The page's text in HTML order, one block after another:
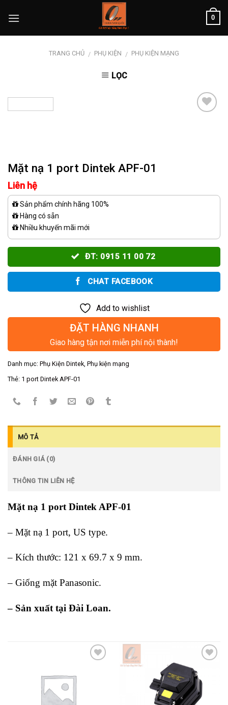
0
TRANG CHỦ / PHỤ KIỆN / PHỤ KIỆN MẠNG
LỌC
Mặt nạ 1 port Dintek APF-01
Liên hệ
Sản phẩm chính hãng 100%
Hàng có sẵn
Nhiều khuyến mãi mới
ĐT: 0915 11 00 72
CHAT FACEBOOK
Add to wishlist
ĐẶT HÀNG NHANH
Giao hàng tận nơi miễn phí nội thành!
Danh mục: Phụ Kiện Dintek, Phụ kiện mạng
Thẻ: 1 port Dintek APF-01
MÔ TẢ
ĐÁNH GIÁ (0)
THÔNG TIN LIÊN HỆ
Mặt nạ 1 port Dintek APF-01
– Mặt nạ 1 port, US type.
– Kích thước: 121 x 69.7 x 9 mm.
– Giống mặt Panasonic.
– Sản xuất tại Đài Loan.
Add to
wishlist